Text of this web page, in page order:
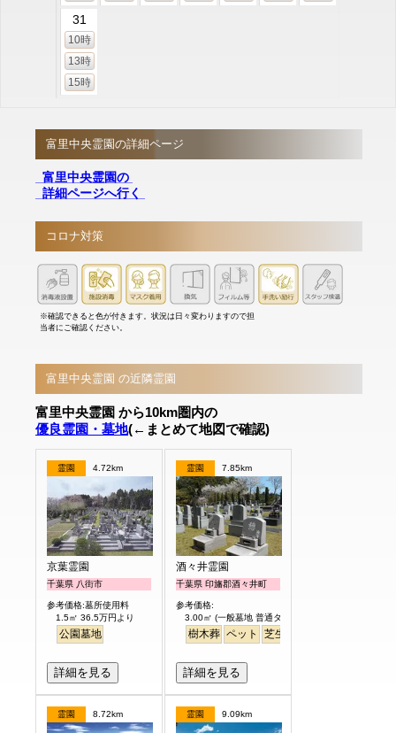
31
10時
13時
15時
富里中央霊園の詳細ページ
富里中央霊園の
詳細ページへ行く
コロナ対策
※確認できると色が付きます。状況は日々変わりますので担
当者にご確認ください。
富里中央霊園 の近隣霊園
富里中央霊園 から10km圏内の
優良霊園・墓地(←まとめて地図で確認)
霊園 4.72km
京葉霊園
千葉県 八街市
参考価格:墓所使用料
1.5㎡ 36.5万円より
公園墓地
詳細を見る
霊園 7.85km
酒々井霊園
千葉県 印旛郡酒々井町
参考価格:
3.00㎡ (一般墓地 普通タイプ) 25万円より
樹木葬 ペット 芝生
詳細を見る
霊園 8.72km 霊園 9.09km